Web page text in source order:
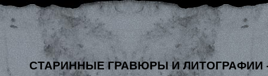
СТАРИННЫЕ ГРАВЮРЫ И ЛИТОГРАФИИ